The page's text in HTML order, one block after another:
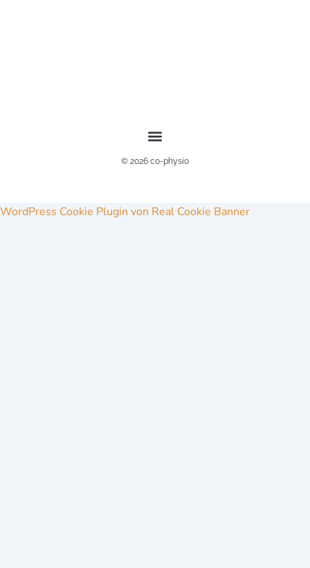
© 2026 co-physio
WordPress Cookie Plugin von Real Cookie Banner